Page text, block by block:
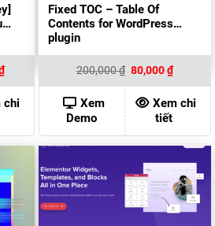
₫.
Giá
hiện
tại
là:
100,000 ₫.
chi
Fixed TOC – Table Of
Contents for WordPress
plugin
200,000₫ Giá
gốc
là:
200,000 ₫.
80,000₫Giá
hiện
tại
là:
80,000
Xem
Demo
Xem chi
tiết